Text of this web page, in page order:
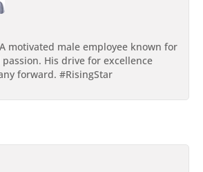
motivated male employee known for
His drive for excellence
forward. #RisingStar